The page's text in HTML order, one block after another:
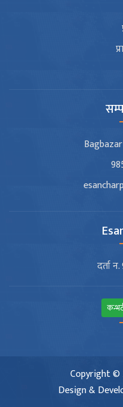
दर्ता
Copyright ©
Design &